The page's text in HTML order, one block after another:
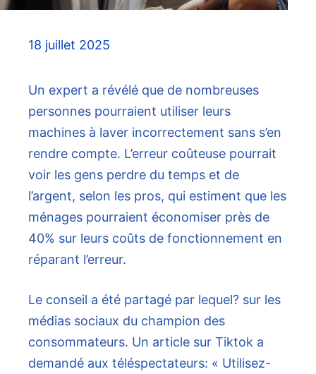
18 juillet 2025
Un expert a révélé que de nombreuses
personnes pourraient utiliser leurs
machines à laver incorrectement sans s’en
rendre compte. L’erreur coûteuse pourrait
voir les gens perdre du temps et de
l’argent, selon les pros, qui estiment que les
ménages pourraient économiser près de
40% sur leurs coûts de fonctionnement en
réparant l’erreur.
Le conseil a été partagé par lequel? sur les
médias sociaux du champion des
consommateurs. Un article sur Tiktok a
demandé aux téléspectateurs: « Utilisez-